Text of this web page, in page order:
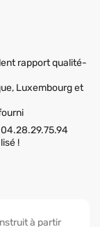
rapport qualité-
Luxembourg et
!
à partir